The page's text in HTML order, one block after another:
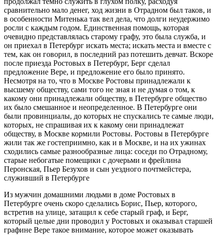
сравнительно мало денег, ход жизни в Отрадном был таков, и
в особенности Митенька так вел дела, что долги неудержимо
росли с каждым годом. Единственная помощь, которая
очевидно представлялась старому графу, это была служба, и
он приехал в Петербург искать места; искать места и вместе с
тем, как он говорил, в последний раз потешить девчат. Вскоре
после приезда Ростовых в Петербург, Берг сделал
предложение Вере, и предложение его было принято.
Несмотря на то, что в Москве Ростовы принадлежали к
высшему обществу, сами того не зная и не думая о том, к
какому они принадлежали обществу, в Петербурге общество
их было смешанное и неопределенное. В Петербурге они
были провинциалы, до которых не спускались те самые люди,
которых, не спрашивая их к какому они принадлежат
обществу, в Москве кормили Ростовы. Ростовы в Петербурге
жили так же гостеприимно, как и в Москве, и на их ужинах
сходились самые разнообразные лица: соседи по Отрадному,
старые небогатые помещики с дочерьми и фрейлина
Перонская, Пьер Безухов и сын уездного почтмейстера,
служивший в Петербурге
Из мужчин домашними людьми в доме Ростовых в
Петербурге очень скоро сделались Борис, Пьер, которого,
встретив на улице, затащил к себе старый граф, и Берг,
который целые дни проводил у Ростовых и оказывал старшей
графине Вере такое внимание, которое может оказывать